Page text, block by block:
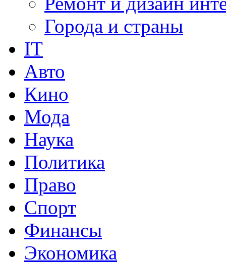
Города и страны
IT
Авто
Кино
Мода
Наука
Политика
Право
Спорт
Финансы
Экономика